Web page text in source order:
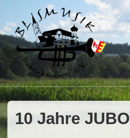
Inhalt
10 Jahre JUBO